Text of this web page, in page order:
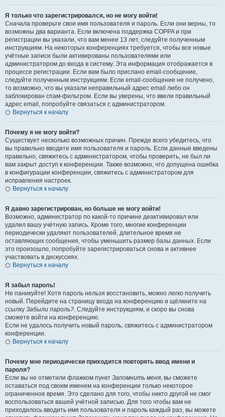
Я только что зарегистрировался, но не могу войти!
Сначала проверьте свои имя пользователя и пароль. Если они верны, то
возможны два варианта. Если включена поддержка COPPA и при
регистрации вы указали, что вам менее 13 лет, следуйте полученным
инструкциям. На некоторых конференциях требуется, чтобы все новые
учётные записи были активированы пользователями или
администратором до входа в систему. Эта информация отображается в
процессе регистрации. Если вам было прислано email-сообщение,
следуйте полученным инструкциям. Если email-сообщение не получено,
то возможно, что вы указали неправильный адрес email либо он
заблокирован спам-фильтром. Если вы уверены, что ввели правильный
адрес email, попробуйте связаться с администратором.
Вернуться к началу
Почему я не могу войти?
Существует несколько возможных причин. Прежде всего убедитесь, что
вы правильно вводите имя пользователя и пароль. Если данные введены
правильно, свяжитесь с администратором, чтобы проверить, не был ли
вам закрыт доступ к конференции. Также возможно, что допущена ошибка
в конфигурации конференции, свяжитесь с администратором для
исправления настроек.
Вернуться к началу
Я давно зарегистрирован, но больше не могу войти!
Возможно, администратор по какой-то причине деактивировал или
удалил вашу учётную запись. Кроме того, многие конференции
периодически удаляют пользователей, длительное время не
оставляющих сообщения, чтобы уменьшить размер базы данных. Если
это произошло, попробуйте зарегистрироваться снова и активнее
участвовать в дискуссиях.
Вернуться к началу
Я забыл пароль!
Не паникуйте! Хотя пароль нельзя восстановить, можно легко получить
новый. Перейдите на страницу входа на конференцию и щёлкните на
ссылку Забыли пароль?. Следуйте инструкциям, и скоро вы снова
сможете войти на конференцию.
Если не удалось получить новый пароль, свяжитесь с администратором
конференции.
Вернуться к началу
Почему мне периодически приходится повторять ввод имени и
пароля?
Если вы не отметили флажком пункт Запомнить меня, вы сможете
оставаться под своим именем на конференции только некоторое
ограниченное время. Это сделано для того, чтобы никто другой не смог
воспользоваться вашей учётной записью. Для того чтобы вам не
приходилось вводить имя пользователя и пароль каждый раз, вы можете